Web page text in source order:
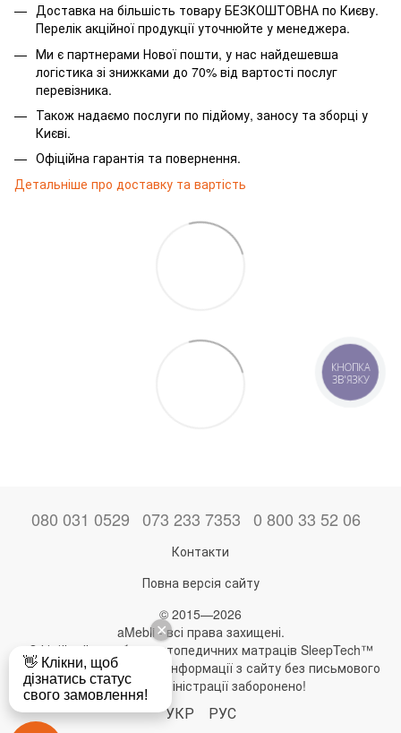
Доставка на більшість товару БЕЗКОШТОВНА по Києву.
Перелік акційної продукції уточнюйте у менеджера.
Ми є партнерами Нової пошти, у нас найдешевша
логістика зі знижками до 70% від вартості послуг
перевізника.
Також надаємо послуги по підйому, заносу та зборці у
Києві.
Офіційна гарантія та повернення.
Детальніше про доставку та вартість
080 031 0529 073 233 7353 0 800 33 52 06
Контакти
Повна версія сайту
© 2015—2026
aMebli - всі права захищені.
Офіційний виробник ортопедичних матраців SleepTech™
Будь-яке використання інформації з сайту без письмового
дозволу адміністрації заборонено!
УКР РУС
КНОПКА
ЗВ'ЯЗКУ